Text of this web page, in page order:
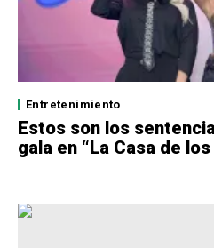
Entretenimiento
Estos son los
gala en “La Casa de